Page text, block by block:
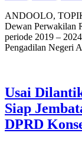
ANDOOLO,
Dewan Perwakilan
periode 2019 –
Pengadilan Negeri
Usai
Siap
DPRD